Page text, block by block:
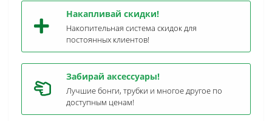
Накапливай скидки!
Накопительная система скидок для
постоянных клиентов!
Забирай аксессуары!
Лучшие бонги, трубки и многое другое по
доступным ценам!